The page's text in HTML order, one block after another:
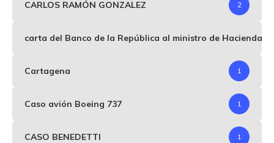
CARLOS RAMÓN GONZALEZ 2
carta del Banco de la República al ministro de Hacienda
Cartagena 1
Caso avión Boeing 737 1
CASO BENEDETTI 1